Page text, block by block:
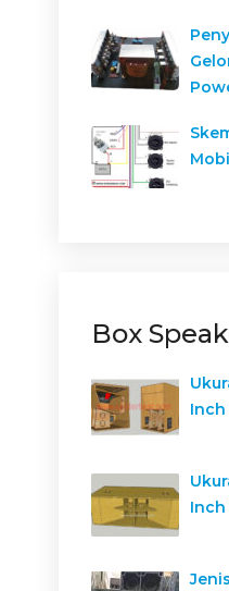
Box
Inch
Inch